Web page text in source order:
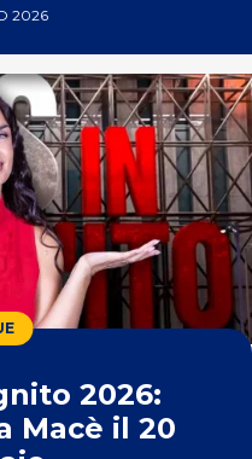
2026
2026:
Macè il 20